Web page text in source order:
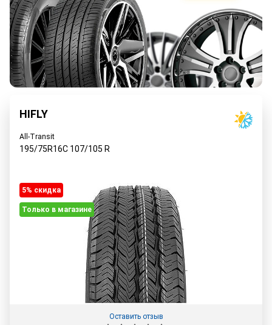
HIFLY
All-Transit
195/75R16C 107/105 R
5% cкидка
Только в магазине
Оставить отзыв